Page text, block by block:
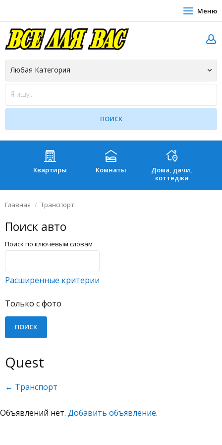
Меню
Квартиры Комнаты
Дома, дачи,
коттеджи
Главная Транспорт
Поиск авто
Поиск по ключевым словам
Расширенные критерии
Только с фото
Quest
← Транспорт
Объявлений нет. Добавить объявление.